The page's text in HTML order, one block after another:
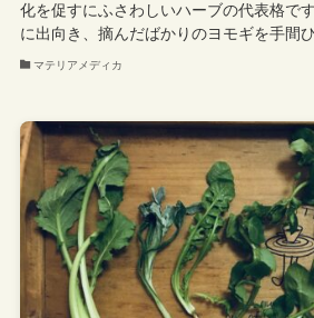
化を促すにふさわしいハーブの代表格で
に出向き、摘んだばかりのヨモギを手間ひ
マテリアメディカ